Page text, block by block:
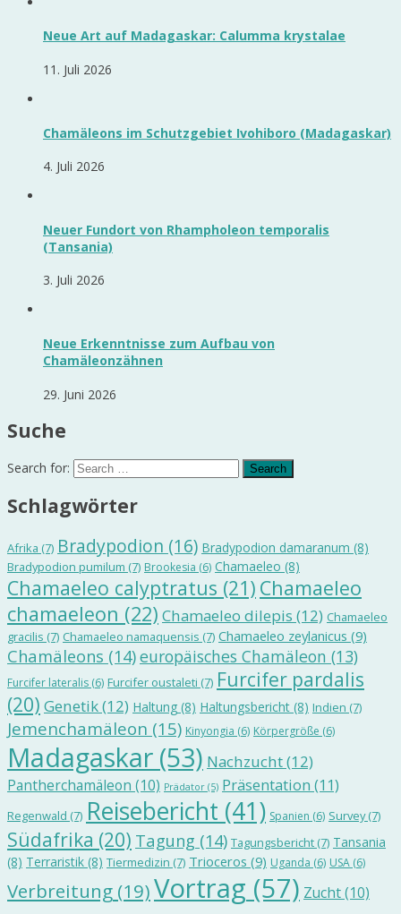
Neue Art auf Madagaskar: Calumma krystalae
11. Juli 2026
Chamäleons im Schutzgebiet Ivohiboro (Madagaskar)
4. Juli 2026
Neuer Fundort von Rhampholeon temporalis
(Tansania)
3. Juli 2026
Neue Erkenntnisse zum Aufbau von
Chamäleonzähnen
29. Juni 2026
Suche
Search for:
Schlagwörter
Afrika (7) Bradypodion (16) Bradypodion damaranum (8)
Bradypodion pumilum (7) Brookesia (6) Chamaeleo (8)
Chamaeleo calyptratus (21) Chamaeleo
chamaeleon (22) Chamaeleo dilepis (12) Chamaeleo
gracilis (7) Chamaeleo namaquensis (7) Chamaeleo zeylanicus (9)
Chamäleons (14)europäisches Chamäleon (13)
Furcifer lateralis (6) Furcifer oustaleti (7) Furcifer pardalis
(20) Genetik(12) Haltung (8) Haltungsbericht (8) Indien (7)
Jemenchamäleon (15) Kinyongia (6) Körpergröße (6)
Madagaskar (53) Nachzucht(12)
Pantherchamäleon (10) Prädator (5) Präsentation (11)
Regenwald (7) Reisebericht (41) Spanien (6) Survey(7)
Südafrika (20) Tagung (14) Tagungsbericht (7) Tansania
(8) Terraristik (8) Tiermedizin (7) Trioceros (9) Uganda (6) USA (6)
Verbreitung (19)Vortrag (57) Zucht(10)